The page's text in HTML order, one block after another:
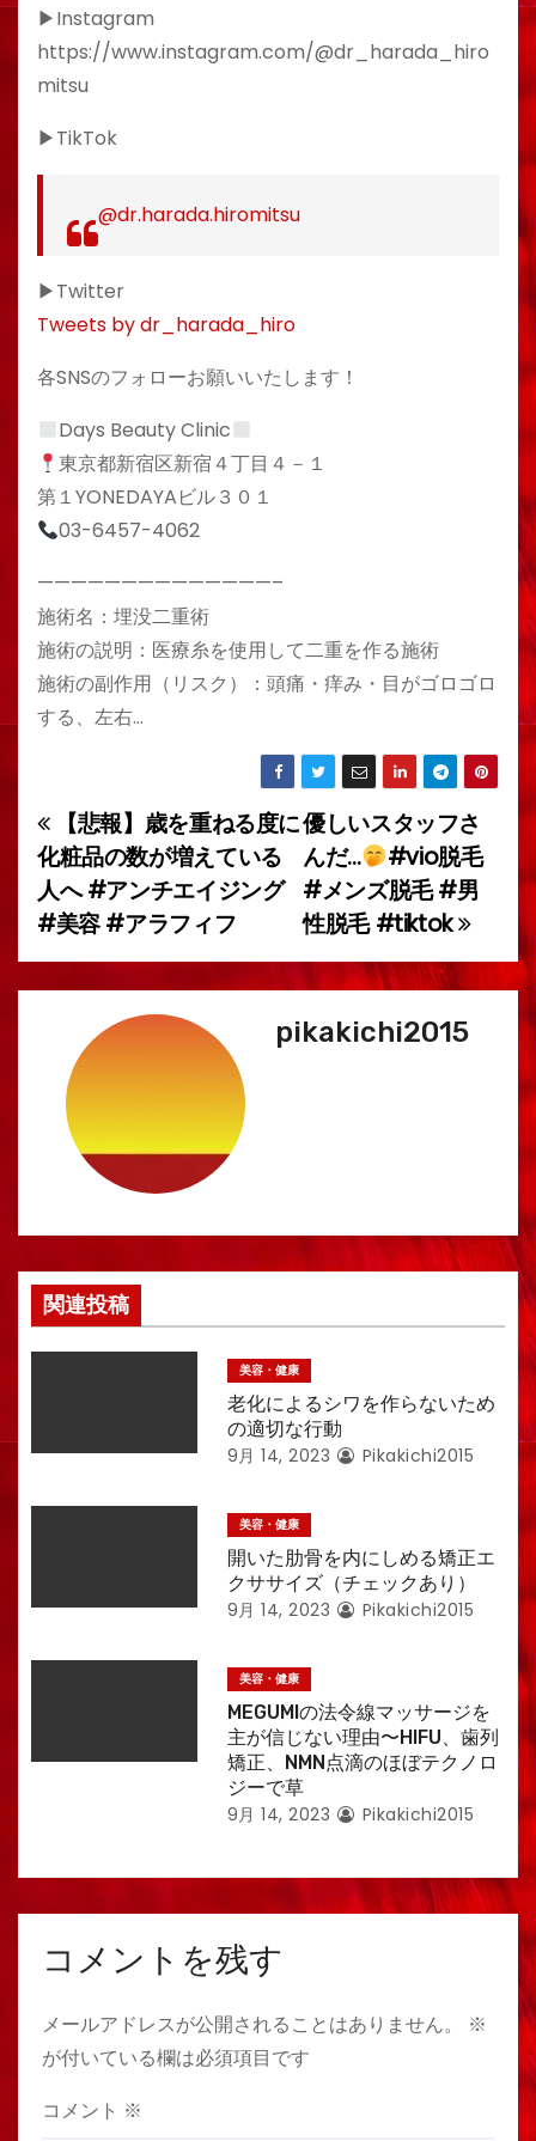
▶︎Instagram
https://www.instagram.com/@dr_harada_hiro
mitsu
▶︎TikTok
@dr.harada.hiromitsu
▶︎Twitter
Tweets by dr_harada_hiro
各SNSのフォローお願いいたします！
Days Beauty Clinic
東京都新宿区新宿４丁目４－１
第１YONEDAYAビル３０１
03-6457-4062
——————————————–
施術名：埋没二重術
施術の説明：医療糸を使用して二重を作る施術
施術の副作用（リスク）：頭痛・痒み・目がゴロゴロ
する、左右…
投
稿
ナ
ビ
ー
シ
ン
優しいスタッフさ
んだ…
#vio脱毛
#メンズ脱毛 #男
性脱毛 #tiktok
【悲報】歳を重ねる度に
化粧品の数が増えている
人へ #アンチエイジング
#美容 #アラフィフ
pikakichi2015
関連投稿
美容・健康
老化によるシワを作らないため
の適切な行動
9月 14, 2023 Pikakichi2015
美容・健康
開いた肋骨を内にしめる矯正エ
クササイズ（チェックあり）
9月 14, 2023 Pikakichi2015
美容・健康
MEGUMIの法令線マッサージを
主が信じない理由〜HIFU、歯列
矯正、NMN点滴のほぼテクノロ
ジーで草
9月 14, 2023 Pikakichi2015
コメントを残す
メールアドレスが公開されることはありません。
※
が付いている欄は必須項目です
コメント ※